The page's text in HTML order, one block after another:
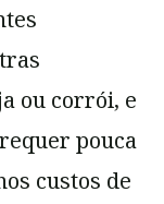
ou corrói, e
pouca
custos de